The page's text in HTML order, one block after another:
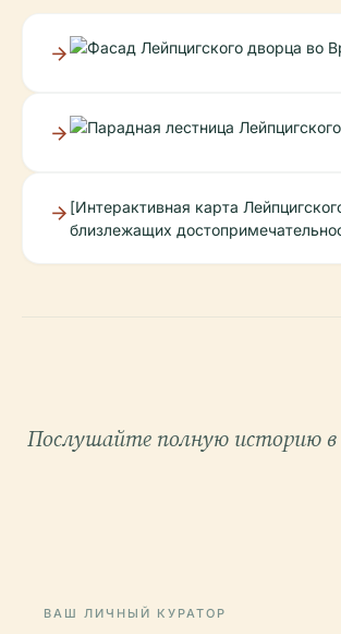
[Интерактивная карта
близлежащих
Послушайте полную историю
ВАШ ЛИЧНЫЙ КУРАТОР